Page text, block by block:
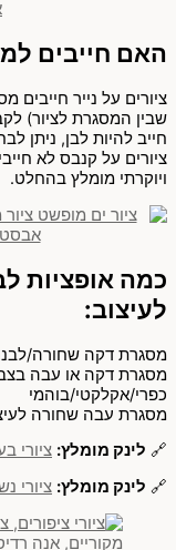
האם חייבים
ציורים על נייר חייבים
שבין המסגרת לציור)
חייב להיות לבן, ניתן
ציורים על קנבס לא
ויוקרתי מומלץ בהחלט.
כמה אופציות
לעיצוב:
מסגרת דקה שחורה/
מסגרת דקה או עבה
כפרי/אקלקטי/בוהמי
מסגרת עבה שחורה
🔗 לינק מומלץ: ציורי
🔗 לינק מומלץ: ציורי